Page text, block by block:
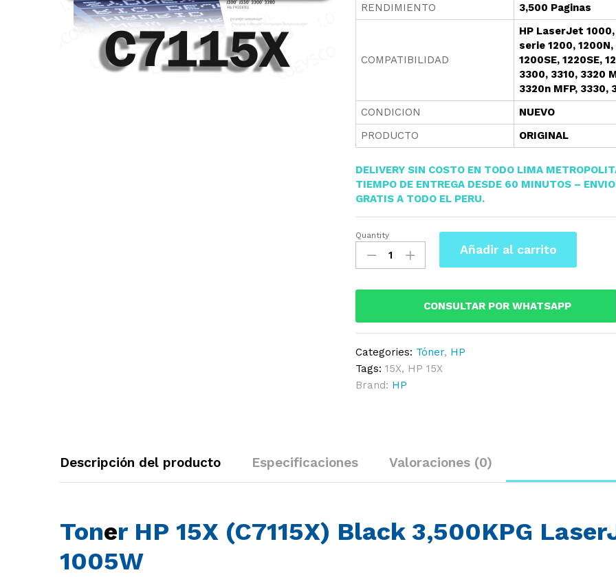
RENDIMIENTO
3,500 Paginas
COMPATIBILIDAD
HP LaserJet 1000,
serie 1200, 1200N,
1200SE, 1220SE,
3300, 3310, 3320
3320n MFP, 3330,
CONDICION
NUEVO
PRODUCTO
ORIGINAL
DELIVERY SIN COSTO EN TODO LIMA
TIEMPO DE ENTREGA DESDE 60 MINUTOS –
GRATIS A TODO EL PERU.
Toner
HP
15X
(C7115X)
3,500KPG
LaserJet
1005W
quantity
Quantity
Añadir al carrito
CONSULTAR POR WHATSAPP
Categories: Tóner, HP
Tags:15X, HP 15X
Brand: HP
Descripción del producto Especificaciones Valoraciones (0)
Toner HP 15X (C7115X) Black 3,500KPG
1005W